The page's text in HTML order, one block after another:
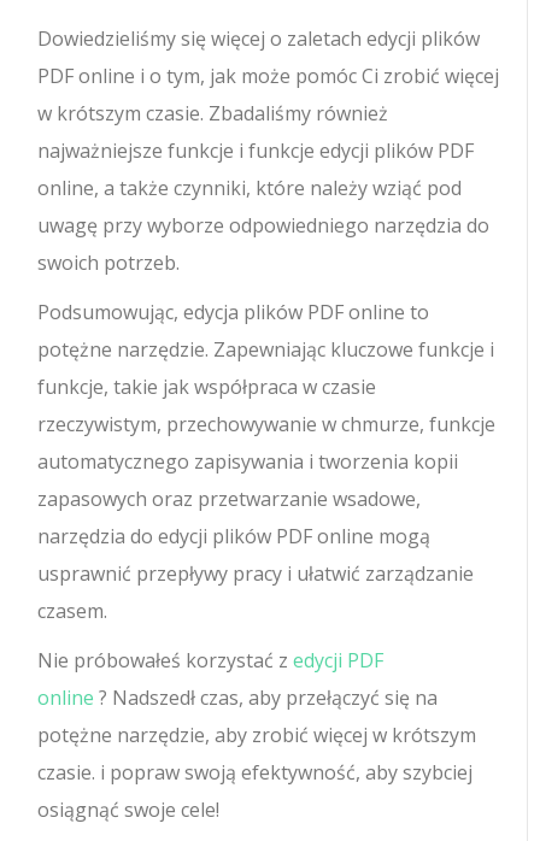
Dowiedzieliśmy się więcej o zaletach edycji plików
PDF online i o tym, jak może pomóc Ci zrobić więcej
w krótszym czasie. Zbadaliśmy również
najważniejsze funkcje i funkcje edycji plików PDF
online, a także czynniki, które należy wziąć pod
uwagę przy wyborze odpowiedniego narzędzia do
swoich potrzeb.
Podsumowując, edycja plików PDF online to
potężne narzędzie. Zapewniając kluczowe funkcje i
funkcje, takie jak współpraca w czasie
rzeczywistym, przechowywanie w chmurze, funkcje
automatycznego zapisywania i tworzenia kopii
zapasowych oraz przetwarzanie wsadowe,
narzędzia do edycji plików PDF online mogą
usprawnić przepływy pracy i ułatwić zarządzanie
czasem.
Nie próbowałeś korzystać zedycji PDF
online ? Nadszedł czas, aby przełączyć się na
potężne narzędzie, aby zrobić więcej w krótszym
czasie. i popraw swoją efektywność, aby szybciej
osiągnąć swoje cele!